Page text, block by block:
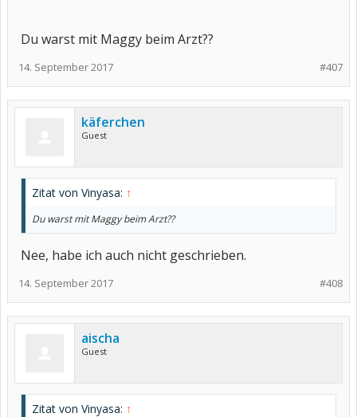
Du warst mit Maggy beim Arzt??
#407
14. September 2017
käferchen
Guest
Zitat von Vinyasa: ↑
Du warst mit Maggy beim Arzt??
Nee, habe ich auch nicht geschrieben.
#408
14. September 2017
aischa
Guest
Zitat von Vinyasa: ↑